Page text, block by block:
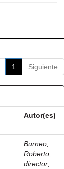
1 Siguiente
Autor(es)
Burneo,
Roberto,
director;